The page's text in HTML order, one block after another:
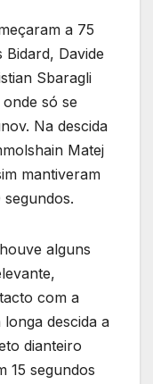
a 75
Davide
Sbaragli
só se
Na descida
Matej
mantiveram
alguns
com a
descida a
dianteiro
15 segundos